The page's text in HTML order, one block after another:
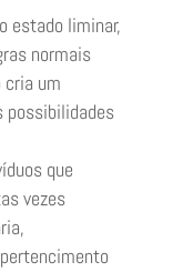
estado liminar,
normais
um
possibilidades
que
vezes